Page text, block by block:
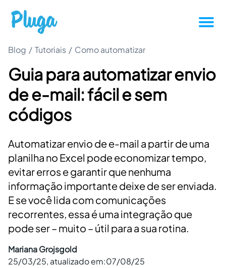
Tutoriais
Produtividade
Casos de sucesso
Outros
Entrar
Blog / Tutoriais / Como automatizar
Guia para automatizar envio
de e-mail: fácil e sem
códigos
Automatizar envio de e-mail a partir de uma
planilha no Excel pode economizar tempo,
evitar erros e garantir que nenhuma
informação importante deixe de ser enviada.
E se você lida com comunicações
recorrentes, essa é uma integração que
pode ser – muito – útil para a sua rotina.
Mariana Grojsgold
25/03/25, atualizado em:07/08/25